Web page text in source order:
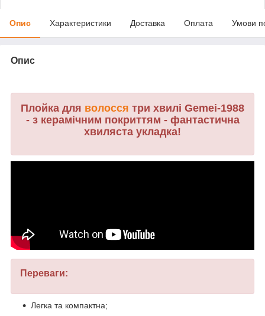
Опис Характеристики Доставка Оплата Умови
Опис
Плойка для волосся три хвилі Gemei-1988
- з керамічним покриттям - фантастична
хвиляста укладка!
Переваги:
Легка та компактна;